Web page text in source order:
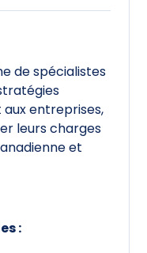
de spécialistes
entreprises,
leurs charges
et
: